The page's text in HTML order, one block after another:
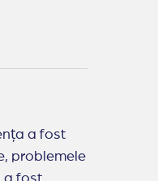
a fost
problemele